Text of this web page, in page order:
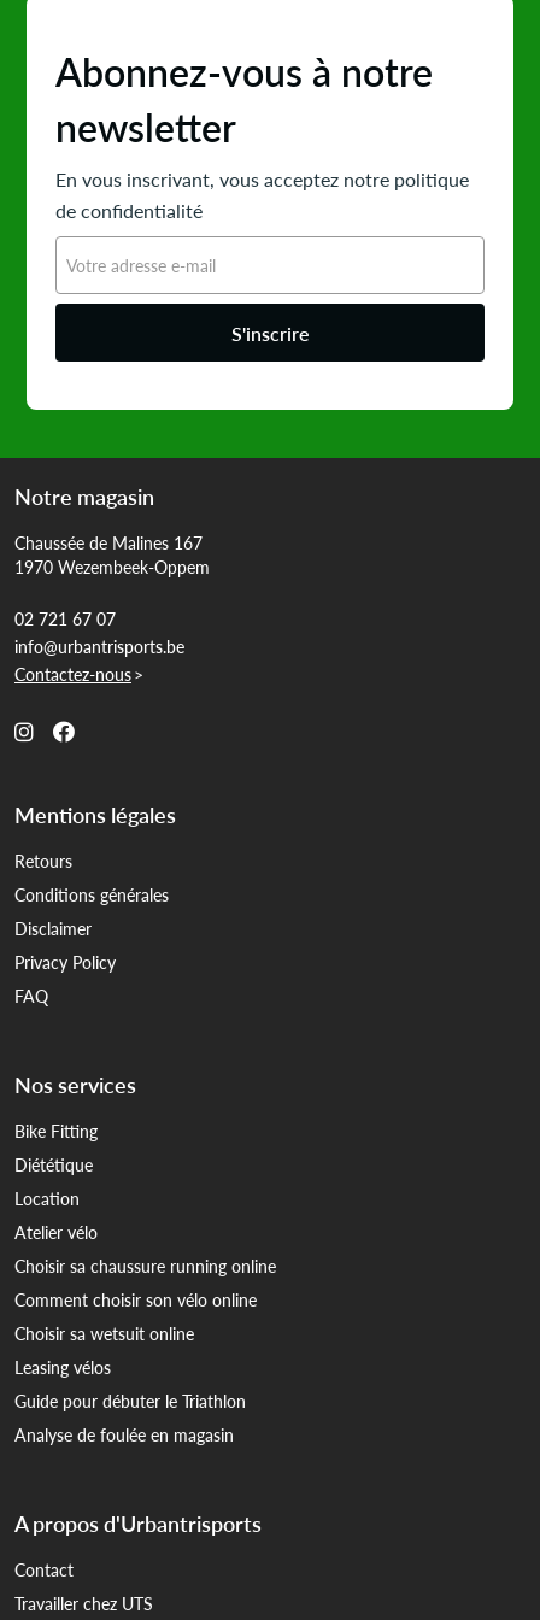
Abonnez-vous à notre
newsletter
En vous inscrivant, vous acceptez notre politique
de confidentialité
S'inscrire
Notre magasin
Chaussée de Malines 167
1970 Wezembeek-Oppem
02 721 67 07
info@urbantrisports.be
Contactez-nous>
Mentions légales
Retours
Conditions générales
Disclaimer
Privacy Policy
FAQ
Nos services
Bike Fitting
Diététique
Location
Atelier vélo
Choisir sa chaussure running online
Comment choisir son vélo online
Choisir sa wetsuit online
Leasing vélos
Guide pour débuter le Triathlon
Analyse de foulée en magasin
A propos d'Urbantrisports
Contact
Travailler chez UTS